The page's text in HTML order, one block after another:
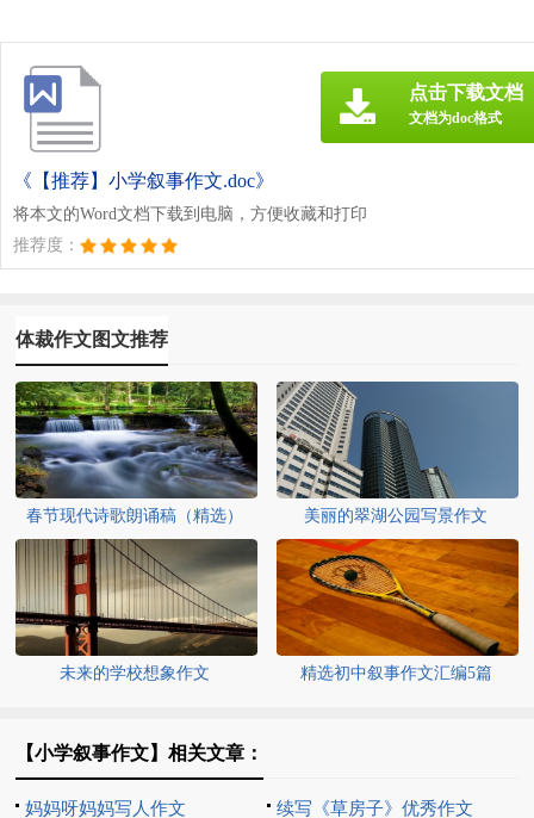
《【推荐】小学叙事作文.doc》
将本文的Word文档下载到电脑，方便收藏和打印
推荐度：
点击下载文档
文档为doc格式
体裁作文图文推荐
春节现代诗歌朗诵稿（精选） 美丽的翠湖公园写景作文
未来的学校想象作文 精选初中叙事作文汇编5篇
【小学叙事作文】相关文章：
妈妈呀妈妈写人作文 续写《草房子》优秀作文